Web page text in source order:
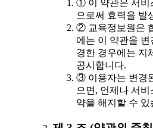
① 이 약관은 서비
으로써 효력을 발
② 교육정보원은
에는 이 약관을 변
경한 경우에는 지
공시합니다.
③ 이용자는 변경
으면, 언제나 서비
약을 해지할 수 있